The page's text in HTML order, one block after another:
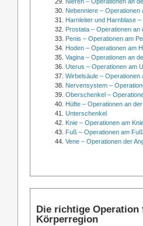
Nebenniere – Operationen
Harnleiter und Harnblase
Prostata – Operationen an
Penis – Operationen am
Hoden – Operationen am
Vagina – Operationen an
Uterus – Operationen am
Wirbelsäule – Operationen
Nervensystem –
Oberschenkel –
Hüfte – Operationen an
Unterschenkel
Knie – Operationen am
Fuß – Operationen am Fuß
Vene – Operationen der
Die richtige Operation
Körperregion